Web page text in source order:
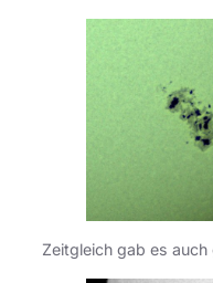
Zeitgleich gab es